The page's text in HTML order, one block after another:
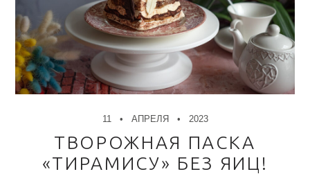
11 АПРЕЛЯ 2023
ТВОРОЖНАЯ ПАСКА
«ТИРАМИСУ» БЕЗ ЯИЦ!